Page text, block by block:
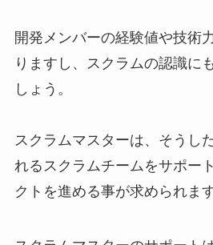
開発メンバーの経験値や技術
りますし、スクラムの認識に
しょう。
スクラムマスターは、そうし
れるスクラムチームをサポー
クトを進める事が求められます